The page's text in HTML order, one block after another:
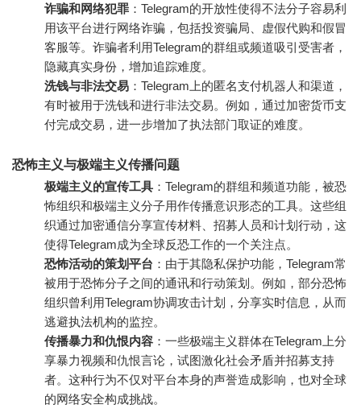
诈骗和网络犯罪 ：Telegram的开放性使得不法分子容易利
用该平台进行网络诈骗，包括投资骗局、虚假代购和假冒
客服等。诈骗者利用Telegram的群组或频道吸引受害者，
隐藏真实身份，增加追踪难度。
洗钱与非法交易 ：Telegram上的匿名支付机器人和渠道，
有时被用于洗钱和进行非法交易。例如，通过加密货币支
付完成交易，进一步增加了执法部门取证的难度。
恐怖主义与极端主义传播问题
极端主义的宣传工具 ：Telegram的群组和频道功能，被恐
怖组织和极端主义分子用作传播意识形态的工具。这些组
织通过加密通信分享宣传材料、招募人员和计划行动，这
使得Telegram成为全球反恐工作的一个关注点。
恐怖活动的策划平台 ：由于其隐私保护功能，Telegram常
被用于恐怖分子之间的通讯和行动策划。例如，部分恐怖
组织曾利用Telegram协调攻击计划，分享实时信息，从而
逃避执法机构的监控。
传播暴力和仇恨内容 ：一些极端主义群体在Telegram上分
享暴力视频和仇恨言论，试图激化社会矛盾并招募支持
者。这种行为不仅对平台本身的声誉造成影响，也对全球
的网络安全构成挑战。